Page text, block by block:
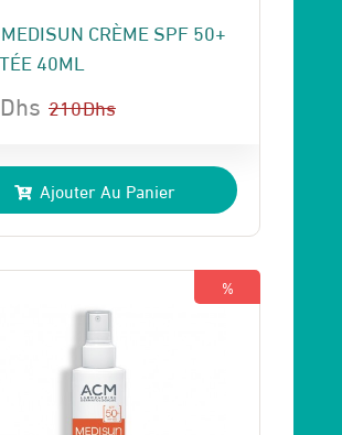
CRÈME SPF 50+
40ML
210Dhs
:
Dhs
Ajouter Au Panier
%